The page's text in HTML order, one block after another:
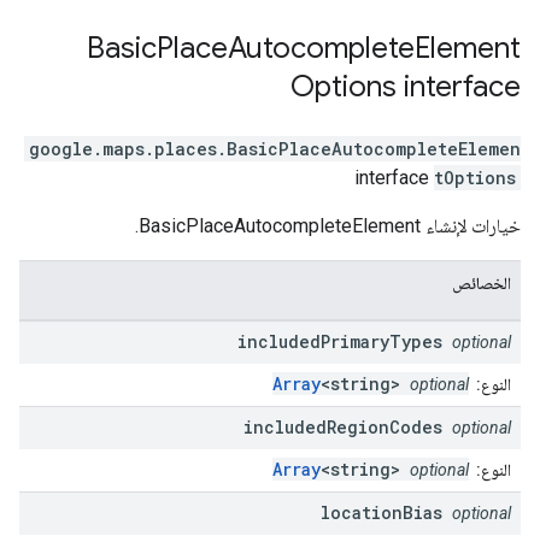
BasicPlaceAutocompleteElement
Options interface
google.maps.places. BasicPlaceAutocompleteElemen
tOptions
خيارات لإنشاء BasicPlaceAutocompleteElement.
الخصائص
includedPrimaryTypes optional
النوع: Array<string> optional
includedRegionCodes optional
النوع: Array<string> optional
locationBias optional